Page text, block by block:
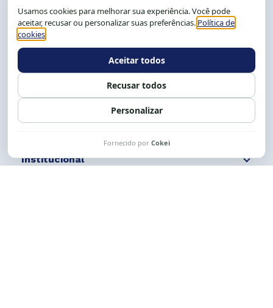
CEP: 40.150-055
Salvador-BA, Brasil.
Tel.: (71) 2104-5457, Cel.: (71) 9 9239-2104 ou 2105
Expediente: 8h às 12h e 13 às 17h.
Siga nossas redes Fale conosco
Institucional